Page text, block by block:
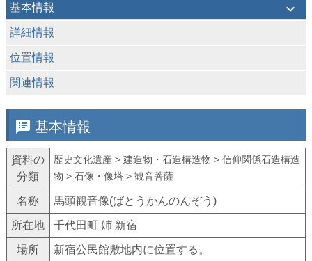
基本情報 keyboard_arrow_down
詳細情報
位置情報
関連情報
speaker_notes 基本情報
資料の
分類
歴史文化遺産 > 建造物・石造構造物 > 信仰関係石造構造
物 > 石像・像塔 > 観音菩薩
名称 馬頭観音像(ばとうかんのんぞう)
所在地 千代田町 姉 新宿
場所 新宿公民館敷地内に位置する。